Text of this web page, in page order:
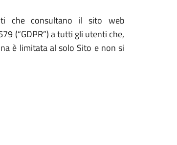
che consultano il sito web
(“GDPR”) a tutti gli utenti che,
è limitata al solo Sito e non si